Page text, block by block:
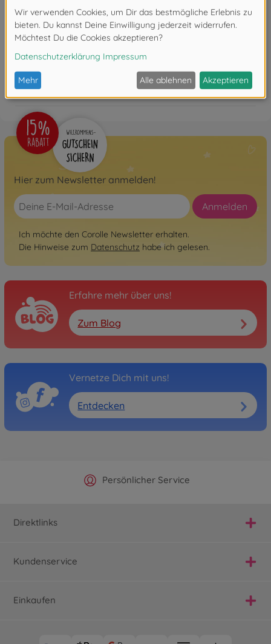
Bewertungen
FAQ
Hier zum Newsletter anmelden!
Anmelden
Ich möchte den Corolle Newsletter erhalten.
Die Hinweise zum Datenschutz habe ich gelesen.
Erfahre mehr über uns!
Zum Blog
Vernetze Dich mit uns!
Entdecken
Offizieller Hersteller Shop
Persönlicher Service
Versandkostenfrei ab 25€
Schnelle Lieferung
Direktlinks
Kundenservice
Einkaufen